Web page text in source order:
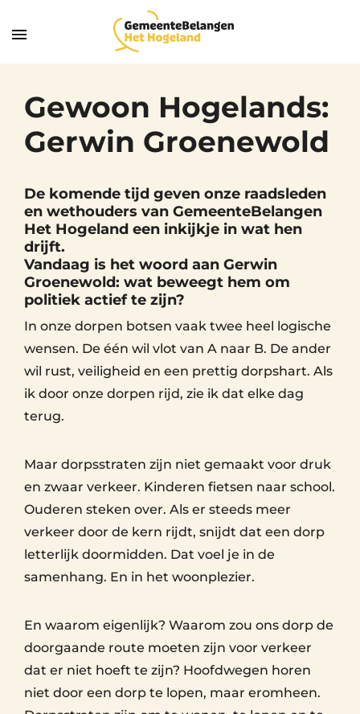
Gewoon Hogelands:
Gerwin Groenewold
De komende tijd geven onze raadsleden
en wethouders van GemeenteBelangen
Het Hogeland een inkijkje in wat hen
drijft.
Vandaag is het woord aan Gerwin
Groenewold: wat beweegt hem om
politiek actief te zijn?
In onze dorpen botsen vaak twee heel logische
wensen. De één wil vlot van A naar B. De ander
wil rust, veiligheid en een prettig dorpshart. Als
ik door onze dorpen rijd, zie ik dat elke dag
terug.
Maar dorpsstraten zijn niet gemaakt voor druk
en zwaar verkeer. Kinderen fietsen naar school.
Ouderen steken over. Als er steeds meer
verkeer door de kern rijdt, snijdt dat een dorp
letterlijk doormidden. Dat voel je in de
samenhang. En in het woonplezier.
En waarom eigenlijk? Waarom zou ons dorp de
doorgaande route moeten zijn voor verkeer
dat er niet hoeft te zijn? Hoofdwegen horen
niet door een dorp te lopen, maar eromheen.